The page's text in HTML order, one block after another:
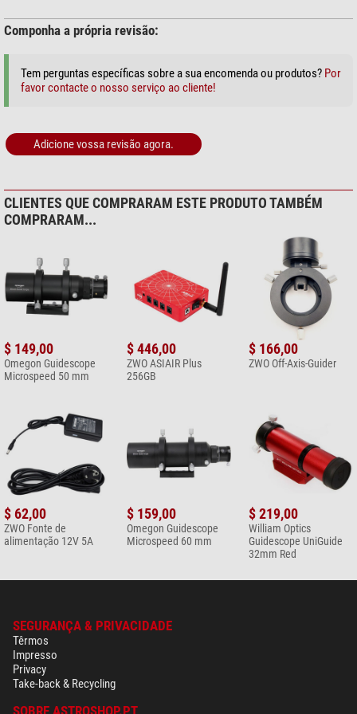
+ Mostrar mais acessórios nesta categoria: 2
Espectrografia & Fotometria (1)
Paton Hawksley
$ 217,00*
Componha a própria revisão:
Tem perguntas específicas sobre a sua encomenda ou produtos? Por
favor contacte o nosso serviço ao cliente!
Adicione vossa revisão agora.
CLIENTES QUE COMPRARAM ESTE PRODUTO TAMBÉM
COMPRARAM...
$ 149,00
Omegon Guidescope
Microspeed 50 mm
$ 446,00
ZWO ASIAIR Plus
256GB
$ 166,00
ZWO Off-Axis-Guider
$ 62,00
ZWO Fonte de
alimentação 12V 5A
$ 159,00
Omegon Guidescope
Microspeed 60 mm
$ 219,00
William Optics
Guidescope UniGuide
32mm Red
SEGURANÇA & PRIVACIDADE
Têrmos
Impresso
Privacy
Take-back & Recycling